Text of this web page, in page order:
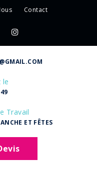
Contact
le
Travail
ET FÊTES